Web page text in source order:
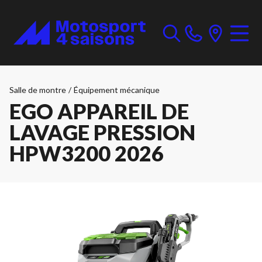
Salle de montre / Équipement mécanique
EGO APPAREIL DE
LAVAGE PRESSION
HPW3200 2026